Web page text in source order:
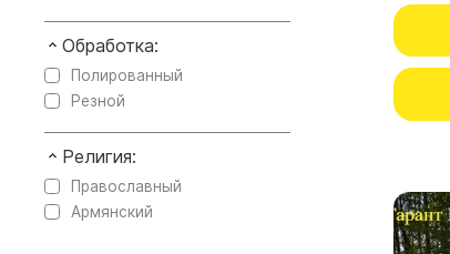
Обработка:
Полированный
Резной
Религия:
Православный
Армянский